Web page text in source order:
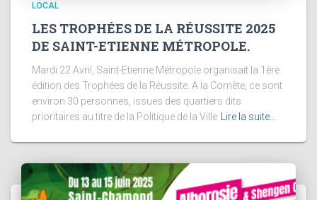
LOCAL
LES TROPHÉES DE LA RÉUSSITE 2025
DE SAINT-ETIENNE MÉTROPOLE.
Mardi 22 Avril, Saint-Etienne Métropole organisait la 1ère
édition des Trophées de la Réussite. A la Comète, ce sont
environ 30 personnes, issues des quartiers dits
prioritaires au titre de la Politique de la Ville Lire la suite…